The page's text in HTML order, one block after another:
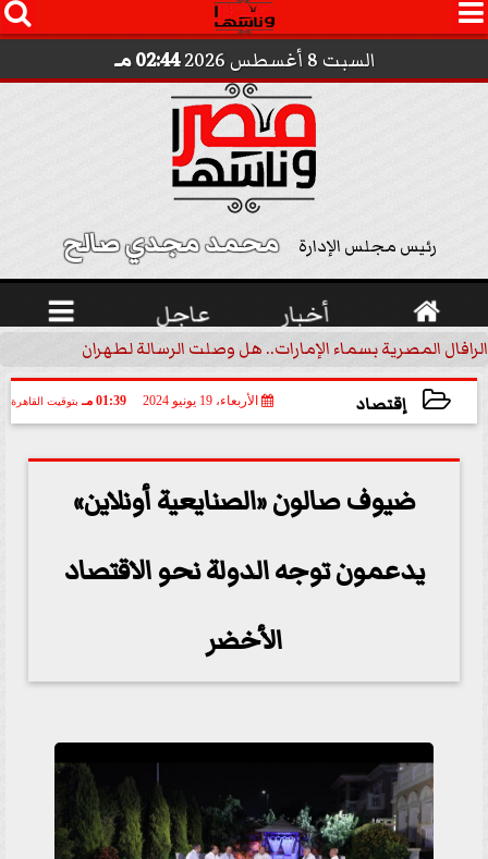
 
السبت 8 أغسطس 2026 02:44 مـ
رئيس مجلس الإدارة محمد مجدي صالح
 أخبار عاجل 
الرافال المصرية بسماء الإمارات.. هل وصلت الرسالة لطهران؟..
إقتصاد الأربعاء، 19 يونيو 2024 01:39 مـ بتوقيت القاهرة
ضيوف صالون «الصنايعية أونلاين»
يدعمون توجه الدولة نحو الاقتصاد
الأخضر